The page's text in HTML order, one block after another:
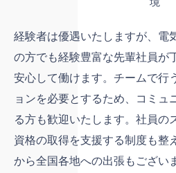
経験者は優遇いたしますが、電
の方でも経験豊富な先輩社員が
安心して働けます。チームで行
ョンを必要とするため、コミュ
る方も歓迎いたします。社員の
資格の取得を支援する制度も整
から全国各地への出張もござい